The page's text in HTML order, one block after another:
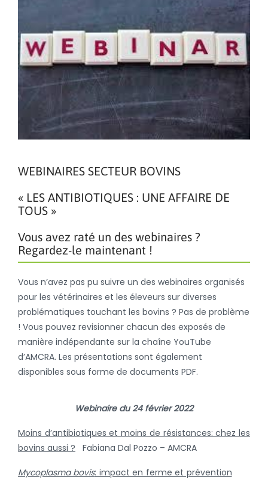
WEBINAIRES SECTEUR BOVINS
« LES ANTIBIOTIQUES : UNE AFFAIRE DE
TOUS »
Vous avez raté un des webinaires ?
Regardez-le maintenant !
Vous n’avez pas pu suivre un des webinaires organisés
pour les vétérinaires et les éleveurs sur diverses
problématiques touchant les bovins ? Pas de problème
! Vous pouvez revisionner chacun des exposés de
manière indépendante sur la chaîne YouTube
d’AMCRA. Les présentations sont également
disponibles sous forme de documents PDF.
Webinaire du 24 février 2022
Moins d’antibiotiques et moins de résistances: chez les
bovins aussi ? Fabiana Dal Pozzo – AMCRA
Mycoplasma bovis: impact en ferme et prévention